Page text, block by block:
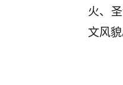
火、
文风